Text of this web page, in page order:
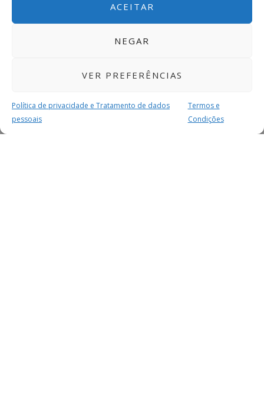
ACEITAR
NEGAR
VER PREFERÊNCIAS
Política de privacidade e Tratamento de dados
pessoais
Termos e
Condições